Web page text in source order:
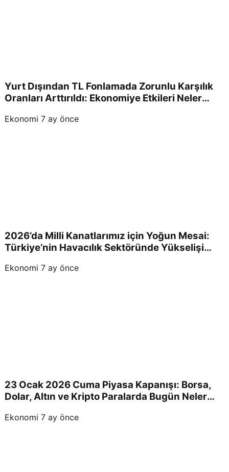
Yurt Dışından TL Fonlamada Zorunlu Karşılık
Oranları Arttırıldı: Ekonomiye Etkileri Neler
Ekonomi 7 ay önce
2026’da Milli Kanatlarımız için Yoğun Mesai:
Türkiye’nin Havacılık Sektöründe Yükselişi
Ekonomi 7 ay önce
23 Ocak 2026 Cuma Piyasa Kapanışı: Borsa,
Dolar, Altın ve Kripto Paralarda Bugün Neler
Ekonomi 7 ay önce